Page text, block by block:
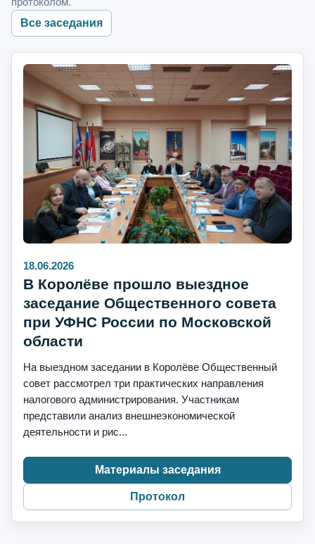
Все заседания
18.06.2026
В Королёве прошло выездное
заседание Общественного совета
при УФНС России по Московской
области
На выездном заседании в Королёве Общественный
совет рассмотрел три практических направления
налогового администрирования. Участникам
представили анализ внешнеэкономической
деятельности и рис...
Материалы заседания
Протокол